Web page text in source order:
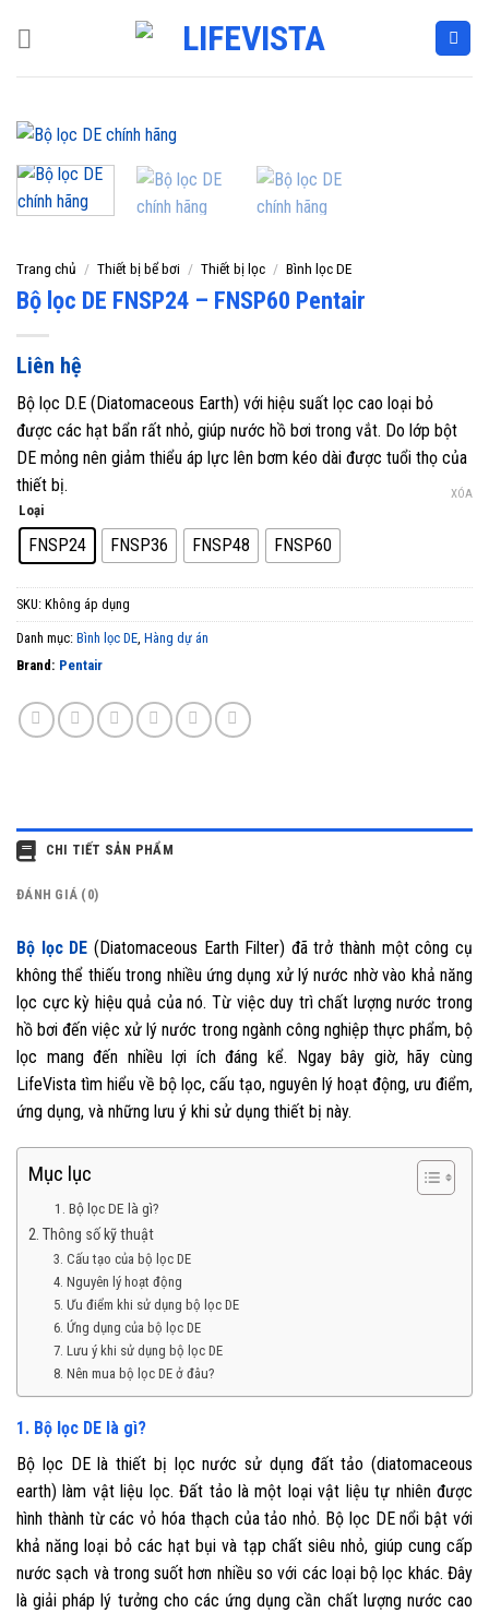
Trang chủ / Thiết bị bể bơi / Thiết bị lọc / Bình lọc DE
Bộ lọc DE FNSP24 – FNSP60 Pentair
Liên hệ
Bộ lọc D.E (Diatomaceous Earth) với hiệu suất lọc cao loại bỏ
được các hạt bẩn rất nhỏ, giúp nước hồ bơi trong vắt. Do lớp bột
DE mỏng nên giảm thiểu áp lực lên bơm kéo dài được tuổi thọ của
thiết bị.
Loại
FNSP24 FNSP36 FNSP48 FNSP60
XÓA
SKU: Không áp dụng
Danh mục: Bình lọc DE, Hàng dự án
Brand: Pentair
CHI TIẾT SẢN PHẨM
ĐÁNH GIÁ (0)
Bộ lọc DE (Diatomaceous Earth Filter) đã trở thành một công cụ
không thể thiếu trong nhiều ứng dụng xử lý nước nhờ vào khả năng
lọc cực kỳ hiệu quả của nó. Từ việc duy trì chất lượng nước trong
hồ bơi đến việc xử lý nước trong ngành công nghiệp thực phẩm, bộ
lọc mang đến nhiều lợi ích đáng kể. Ngay bây giờ, hãy cùng
LifeVista tìm hiểu về bộ lọc, cấu tạo, nguyên lý hoạt động, ưu điểm,
ứng dụng, và những lưu ý khi sử dụng thiết bị này.
Mục lục
1. Bộ lọc DE là gì?
2. Thông số kỹ thuật
3. Cấu tạo của bộ lọc DE
4. Nguyên lý hoạt động
5. Ưu điểm khi sử dụng bộ lọc DE
6. Ứng dụng của bộ lọc DE
7. Lưu ý khi sử dụng bộ lọc DE
8. Nên mua bộ lọc DE ở đâu?
1. Bộ lọc DE là gì?
Bộ lọc DE là thiết bị lọc nước sử dụng đất tảo (diatomaceous
earth) làm vật liệu lọc. Đất tảo là một loại vật liệu tự nhiên được
hình thành từ các vỏ hóa thạch của tảo nhỏ. Bộ lọc DE nổi bật với
khả năng loại bỏ các hạt bụi và tạp chất siêu nhỏ, giúp cung cấp
nước sạch và trong suốt hơn nhiều so với các loại bộ lọc khác. Đây
là giải pháp lý tưởng cho các ứng dụng cần chất lượng nước cao